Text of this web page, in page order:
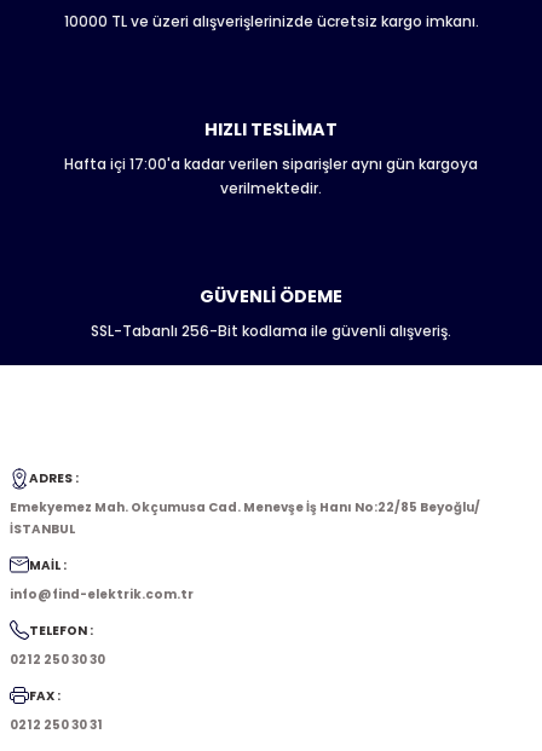
Bu ürüne benzer farklı alternatifler olmalı.
Gönder
10000 TL ve üzeri alışverişlerinizde ücretsiz kargo imkanı.
HIZLI TESLİMAT
Hafta içi 17:00'a kadar verilen siparişler aynı gün kargoya
verilmektedir.
GÜVENLİ ÖDEME
SSL-Tabanlı 256-Bit kodlama ile güvenli alışveriş.
ADRES :
Emekyemez Mah. Okçumusa Cad. Menevşe İş Hanı No:22/85 Beyoğlu/
İSTANBUL
MAİL :
info@find-elektrik.com.tr
TELEFON :
0212 250 30 30
FAX :
0212 250 30 31